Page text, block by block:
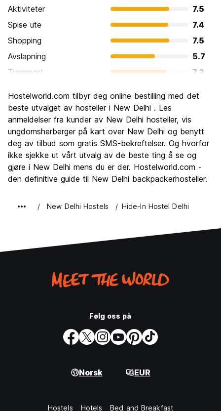
Aktiviteter
7.5
Spise ute
7.4
Shopping
7.5
Avslapning
5.7
Transport
7.2
Kultur
Feste
Verdi for pengene
7.4
Hostelworld.com tilbyr deg online bestilling med det
beste utvalget av hosteller i New Delhi . Les
anmeldelser fra kunder av New Delhi hosteller, vis
ungdomsherberger på kart over New Delhi og benytt
deg av tilbud som gratis SMS-bekreftelser. Og hvorfor
ikke sjekke ut vårt utvalg av de beste ting å se og
gjøre i New Delhi mens du er der. Hostelworld.com -
den definitive guide til New Delhi backpackerhosteller.
New Delhi Hostels Hide-In Hostel Delhi
Følg oss på
Norsk EUR
Hostels Hotels Bed and Breakfast